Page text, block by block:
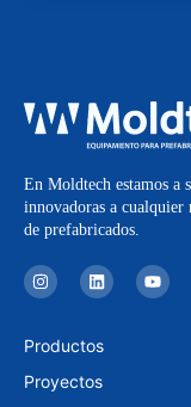
En Moldtech estamos a
innovadoras a cualquier
de prefabricados.
I
n
s
a
g
a
L
i
n
e
d
n
Y
o
u
Productos
Proyectos